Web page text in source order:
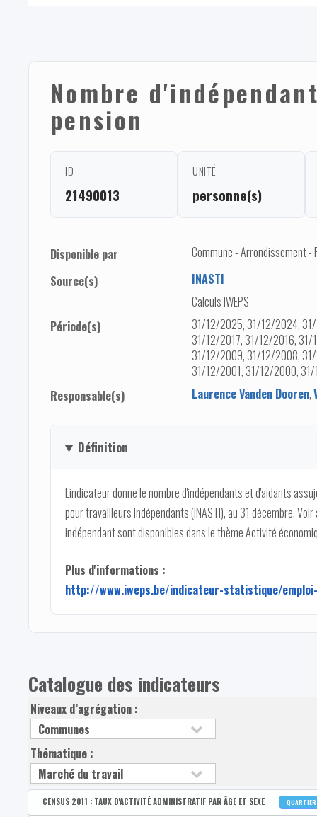
Nombre
pension
ID
21490013
UNITÉ
personne(s)
Disponible par
Commune - Arrondissement -
Source(s)
INASTI
Calculs IWEPS
Période(s)
31/12/2025, 31/12/2024,
31/12/2017, 31/12/2016,
31/12/2009, 31/12/2008,
31/12/2001, 31/12/2000,
Responsable(s)
Laurence Vanden Dooren,
Définition
L'indicateur donne le nombre d'indépendants et d'aidants
pour travailleurs indépendants (INASTI), au 31 décembre.
indépendant sont disponibles dans le thème 'Activité
Plus d'informations :
http://www.iweps.be/indicateur-statistique/
Catalogue des indicateurs
Niveaux d’agrégation :
Thématique :
CENSUS 2011 : TAUX D'ACTIVITÉ ADMINISTRATIF PAR ÂGE ET SEXE QUARTIER